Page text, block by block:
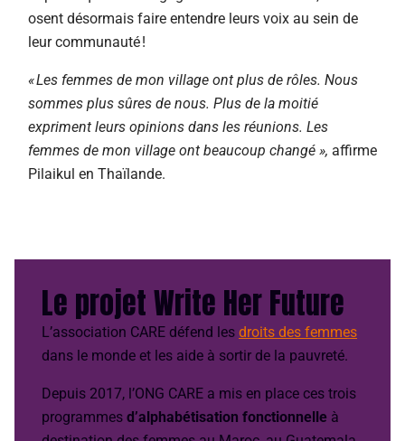
osent désormais faire entendre leurs voix au sein de
leur communauté !
« Les femmes de mon village ont plus de rôles. Nous
sommes plus sûres de nous. Plus de la moitié
expriment leurs opinions dans les réunions. Les
femmes de mon village ont beaucoup changé », affirme
Pilaikul en Thaïlande.
Le projet Write Her Future
L’association CARE défend les droits des femmes
dans le monde et les aide à sortir de la pauvreté.
Depuis 2017, l’ONG CARE a mis en place ces trois
programmes d’alphabétisation fonctionnelle à